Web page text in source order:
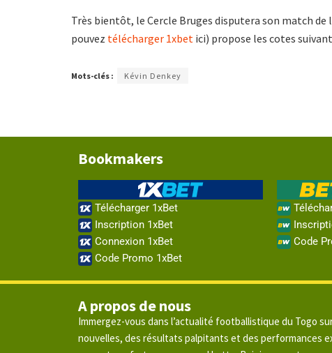
Très bientôt, le Cercle Bruges disputera son match de
pouvez télécharger 1xbet ici) propose les cotes
Mots-clés : Kévin Denkey
Bookmakers
Télécharger 1xBet
Inscription 1xBet
Connexion 1xBet
Code Promo 1xBet
Code
A propos de nous
Immergez-vous dans l’actualité footballistique du Togo
nouvelles, des résultats palpitants et des performances